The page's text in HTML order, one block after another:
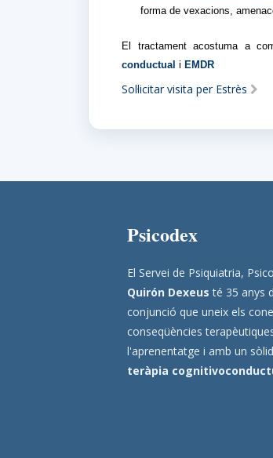
forma de vexacions,
El tractament acostuma a
conductual i EMDR
Sol·licitar visita per Estrès
Psicodex
El Servei de Psiquiatria,
Quirón Dexeus té 35 anys
conjunció que uneix els
conseqüències
l'aprenentatge i amb un
teràpia